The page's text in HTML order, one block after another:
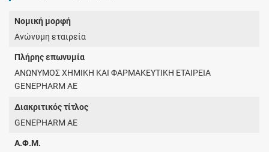
Νομική μορφή
Ανώνυμη εταιρεία
Πλήρης επωνυμία
ΑΝΩΝΥΜΟΣ ΧΗΜΙΚΗ ΚΑΙ ΦΑΡΜΑΚΕΥΤΙΚΗ ΕΤΑΙΡΕΙΑ
GENEPHARM AE
Διακριτικός τίτλος
GENEPHARM AE
Α.Φ.Μ.